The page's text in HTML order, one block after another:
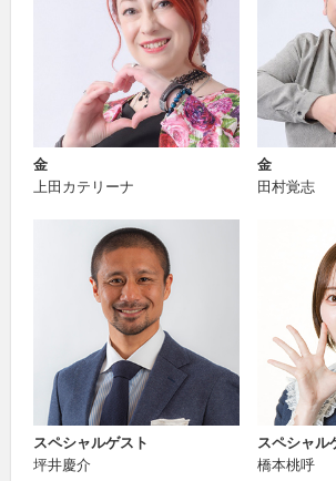
金
上田カテリーナ
金
田村覚志
スペシャルゲスト
坪井慶介
スペシャル
橋本桃呼